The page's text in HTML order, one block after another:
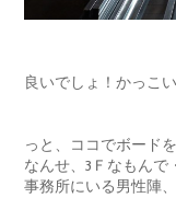
良いでしょ！かっこ
っと、ココでボード
なんせ、3Ｆなもんで
事務所にいる男性陣